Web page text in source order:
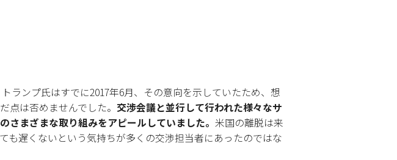
ランプ氏はすでに2017年6月、その意向を示していたため、想
点は否めませんでした。 交渉会議と並行して行われた様々なサ
まざまな取り組みをアピールしていました。 米国の離脱は来
遅くないという気持ちが多くの交渉担当者にあったのではな